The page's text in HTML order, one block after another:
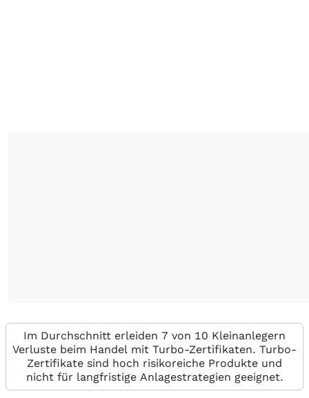
Im Durchschnitt erleiden 7 von 10 Kleinanlegern
Verluste beim Handel mit Turbo-Zertifikaten. Turbo-
Zertifikate sind hoch risikoreiche Produkte und
nicht für langfristige Anlagestrategien geeignet.